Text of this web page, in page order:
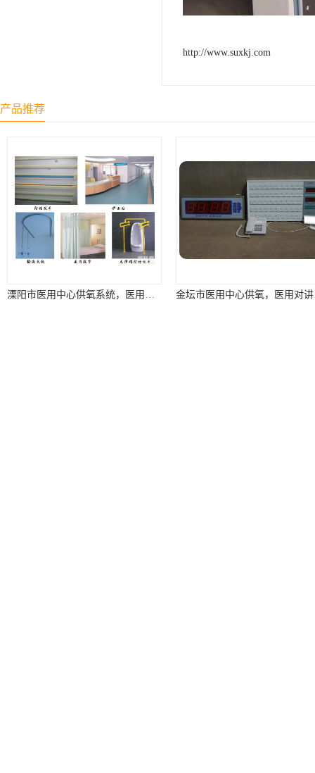
http://www.suxkj.com
产品推荐